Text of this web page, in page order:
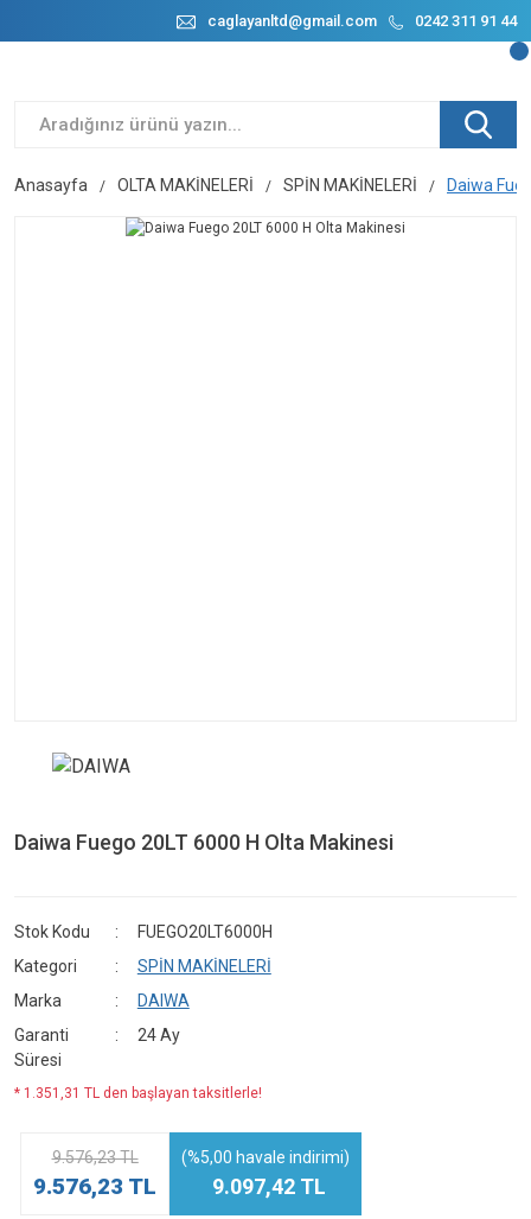
caglayanltd@gmail.com 0242 311 91 44
Anasayfa OLTA MAKİNELERİ SPİN MAKİNELERİ Daiwa
Daiwa Fuego 20LT 6000 H Olta Makinesi
Stok Kodu
FUEGO20LT6000H
Kategori
SPİN MAKİNELERİ
Marka
DAIWA
Garanti
Süresi
24 Ay
* 1.351,31 TL den başlayan taksitlerle!
9.576,23 TL
9.576,23 TL
(%5,00 havale indirimi)
9.097,42 TL